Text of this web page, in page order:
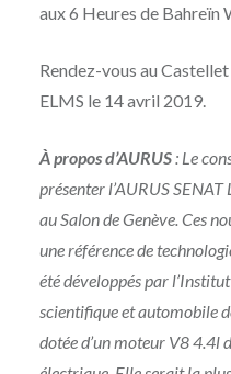
aux 6 Heures de Bahreïn
Rendez-vous au
ELMS le 14 avril 2019.
À propos d’AURUS: Le
présenter l’AURUS
au Salon de Genève. Ces
une référence de
été développés par
scientifique et automobile
dotée d’un moteur V8 4.4l